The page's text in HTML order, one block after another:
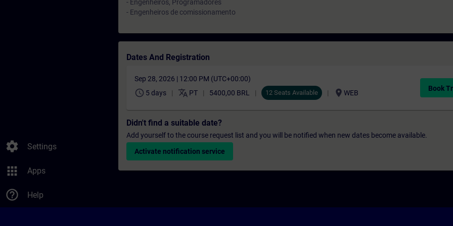
settings Settings
apps Apps
help_outline Help
- Engenheiros, Programadores
- Engenheiros de comissionamento
Dates And Registration
Sep 28, 2026 | 12:00 PM (UTC+00:00)
schedule 5 days translate PT 5400,00 BRL 12 Seats Available location_on WEB
Book
Didn't find a suitable date?
Add yourself to the course request list and you will be notified when new dates become available.
Activate notification service